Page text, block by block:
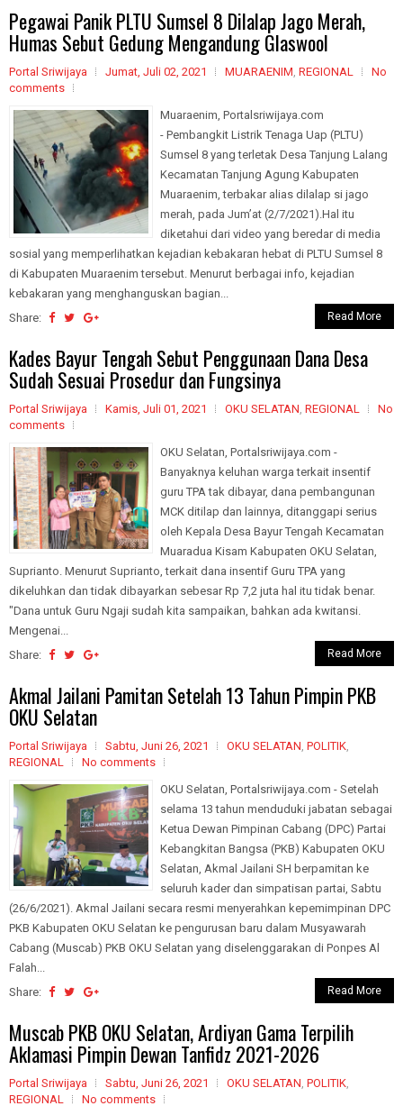
Pegawai Panik PLTU Sumsel 8 Dilalap Jago Merah,
Humas Sebut Gedung Mengandung Glaswool
Portal Sriwijaya Jumat, Juli 02, 2021 MUARAENIM, REGIONAL
No
comments
Muaraenim, Portalsriwijaya.com
- Pembangkit Listrik Tenaga Uap (PLTU)
Sumsel 8 yang terletak Desa Tanjung Lalang
Kecamatan Tanjung Agung Kabupaten
Muaraenim, terbakar alias dilalap si jago
merah, pada Jum’at (2/7/2021).Hal itu
diketahui dari video yang beredar di media
sosial yang memperlihatkan kejadian kebakaran hebat di PLTU Sumsel 8
di Kabupaten Muaraenim tersebut. Menurut berbagai info, kejadian
kebakaran yang menghanguskan bagian...
Share:
Read More
Kades Bayur Tengah Sebut Penggunaan Dana Desa
Sudah Sesuai Prosedur dan Fungsinya
Portal Sriwijaya Kamis, Juli 01, 2021 OKU SELATAN, REGIONAL
No
comments
OKU Selatan, Portalsriwijaya.com -
Banyaknya keluhan warga terkait insentif
guru TPA tak dibayar, dana pembangunan
MCK ditilap dan lainnya, ditanggapi serius
oleh Kepala Desa Bayur Tengah Kecamatan
Muaradua Kisam Kabupaten OKU Selatan,
Suprianto. Menurut Suprianto, terkait dana insentif Guru TPA yang
dikeluhkan dan tidak dibayarkan sebesar Rp 7,2 juta hal itu tidak benar.
"Dana untuk Guru Ngaji sudah kita sampaikan, bahkan ada kwitansi.
Mengenai...
Share:
Read More
Akmal Jailani Pamitan Setelah 13 Tahun Pimpin PKB
OKU Selatan
Portal Sriwijaya Sabtu, Juni 26, 2021 OKU SELATAN, POLITIK,
REGIONAL
No comments
OKU Selatan, Portalsriwijaya.com - Setelah
selama 13 tahun menduduki jabatan sebagai
Ketua Dewan Pimpinan Cabang (DPC) Partai
Kebangkitan Bangsa (PKB) Kabupaten OKU
Selatan, Akmal Jailani SH berpamitan ke
seluruh kader dan simpatisan partai, Sabtu
(26/6/2021). Akmal Jailani secara resmi menyerahkan kepemimpinan DPC
PKB Kabupaten OKU Selatan ke pengurusan baru dalam Musyawarah
Cabang (Muscab) PKB OKU Selatan yang diselenggarakan di Ponpes Al
Falah...
Share:
Read More
Muscab PKB OKU Selatan, Ardiyan Gama Terpilih
Aklamasi Pimpin Dewan Tanfidz 2021-2026
Portal Sriwijaya Sabtu, Juni 26, 2021 OKU SELATAN, POLITIK,
REGIONAL
No comments